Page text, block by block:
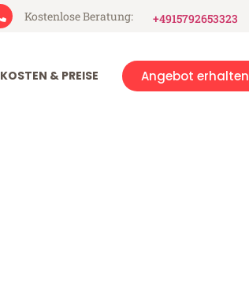
Kostenlose Beratung: +4915792653323
KOSTEN & PREISE Angebot erhalten